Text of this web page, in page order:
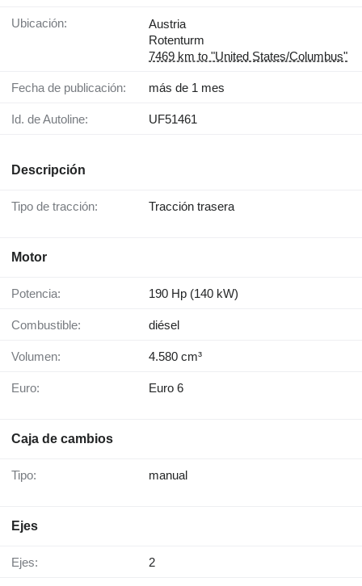
Ubicación:
Austria
Rotenturm
7469 km to "United States/Columbus"
Fecha de publicación: más de 1 mes
Id. de Autoline: UF51461
Descripción
Tipo de tracción: Tracción trasera
Motor
Potencia: 190 Hp (140 kW)
Combustible: diésel
Volumen: 4.580 cm³
Euro: Euro 6
Caja de cambios
Tipo: manual
Ejes
Ejes: 2